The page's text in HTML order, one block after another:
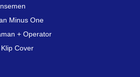
Minus One
+ Operator
Cover